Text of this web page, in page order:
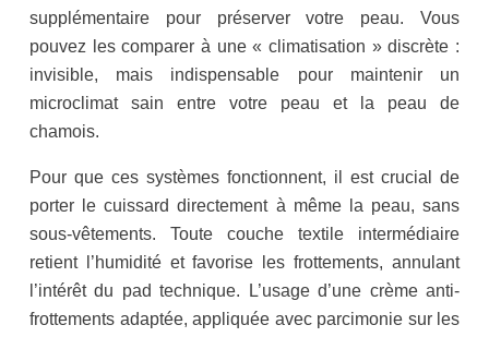
supplémentaire pour préserver votre peau. Vous
pouvez les comparer à une « climatisation » discrète :
invisible, mais indispensable pour maintenir un
microclimat sain entre votre peau et la peau de
chamois.
Pour que ces systèmes fonctionnent, il est crucial de
porter le cuissard directement à même la peau, sans
sous-vêtements. Toute couche textile intermédiaire
retient l’humidité et favorise les frottements, annulant
l’intérêt du pad technique. L’usage d’une crème anti-
frottements adaptée, appliquée avec parcimonie sur les